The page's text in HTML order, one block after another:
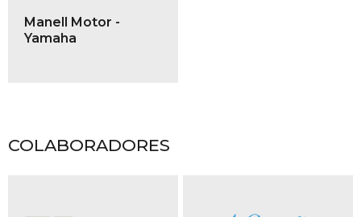
Manell Motor -
Yamaha
COLABORADORES